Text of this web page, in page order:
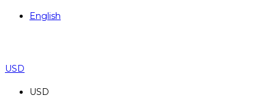
English
USD
USD